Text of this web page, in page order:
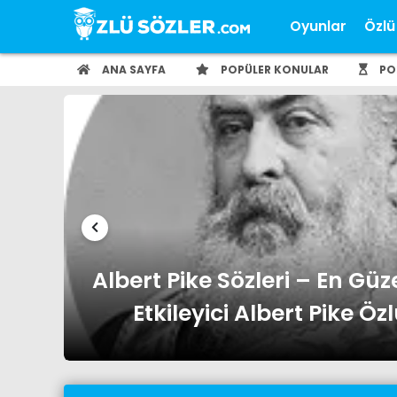
Oyunlar
ANA SAYFA POPÜLER KONULAR
Albert Einstein Sözleri – En
ve Etkileyici Albert Einstein